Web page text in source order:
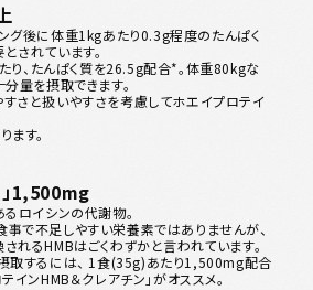
グ後に体重1kgあたり0.3g程度のたんぱく
されています。
、たんぱく質を26.5g配合*。体重80kgな
量を摂取できます。
さと扱いやすさを考慮してホエイプロテイ
す。
1,500mg
ロイシンの代謝物。
で不足しやすい栄養素ではありませんが、
れるHMBはごくわずかと言われています。
取するには、 1食(35g)あたり1,500mg配合
インHMB＆クレアチン」がオススメ。